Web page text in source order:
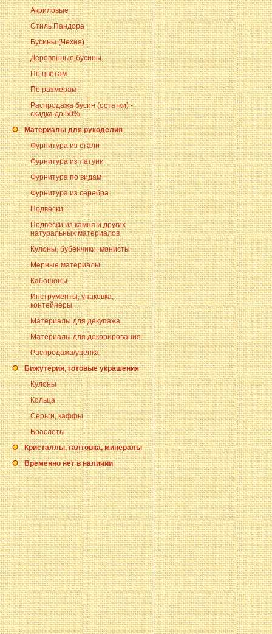
Акриловые
Стиль Пандора
Бусины (Чехия)
Деревянные бусины
По цветам
По размерам
Распродажа бусин (остатки) -
скидка до 50%
Материалы для рукоделия
Фурнитура из стали
Фурнитура из латуни
Фурнитура по видам
Фурнитура из серебра
Подвески
Подвески из камня и других
натуральных материалов
Кулоны, бубенчики, монисты
Мерные материалы
Кабошоны
Инструменты, упаковка,
контейнеры
Материалы для декупажа
Материалы для декорирования
Распродажа/уценка
Бижутерия, готовые украшения
Кулоны
Кольца
Серьги, каффы
Браслеты
Кристаллы, галтовка, минералы
Временно нет в наличии